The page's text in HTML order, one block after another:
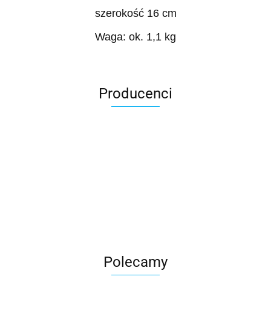
szerokość 16 cm
Waga: ok. 1,1 kg
Producenci
Polecamy